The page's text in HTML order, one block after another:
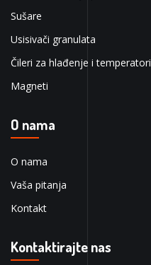
Sušare
Usisivači granulata
Čileri za hlađenje i temperatori
Magneti
O nama
O nama
Vaša pitanja
Kontakt
Kontaktirajte nas